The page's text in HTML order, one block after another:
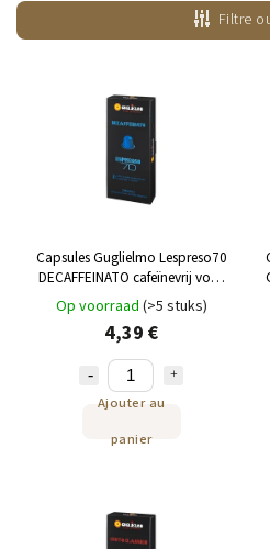
Le plus cher
Bestsellers
Filtre
Capsules Guglielmo Lespreso70
DECAFFEINATO cafeïnevrij voor
Nespresso® 10 stuks
Op voorraad (>5 stuks)
4,39 €
Ajouter au
panier